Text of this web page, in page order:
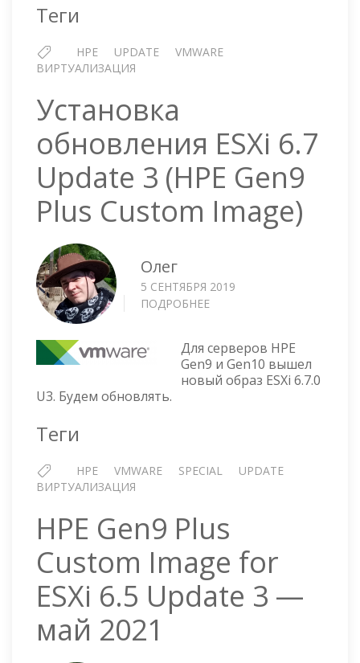
—
Теги
HPE UPDATE
VMWARE
ВИРТУАЛИЗАЦИЯ
Установка
обновления ESXi 6.7
Update 3 (HPE Gen9
Plus Custom Image)
Олег
5 СЕНТЯБРЯ 2019
ПОДРОБНЕЕ
ESXI
6.7
UPDATE
CUSTOM
Для серверов HPE
Gen9 и Gen10 вышел
новый образ ESXi 6.7.0
U3. Будем обновлять.
Теги
HPE VMWARE SPECIAL
UPDATE
ВИРТУАЛИЗАЦИЯ
HPE Gen9 Plus
Custom Image for
ESXi 6.5 Update 3 —
май 2021